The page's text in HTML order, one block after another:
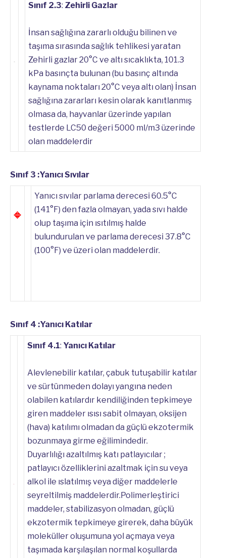
Sınıf 2.3: Zehirli Gazlar
İnsan sağlığına zararlı olduğu bilinen ve
taşıma sırasında sağlık tehlikesi yaratan
Zehirli gazlar 20°C ve altı sıcaklıkta, 101.3
kPa basınçta bulunan (bu basınç altında
kaynama noktaları 20°C veya altı olan) İnsan
sağlığına zararları kesin olarak kanıtlanmış
olmasa da, hayvanlar üzerinde yapılan
testlerde LC50 değeri 5000 ml/m3 üzerinde
olan maddelerdir
Sınıf 3 :Yanıcı Sıvılar
Yanıcı sıvılar parlama derecesi 60.5°C
(141°F) den fazla olmayan, yada sıvı halde
olup taşıma için ısıtılmış halde
bulundurulan ve parlama derecesi 37.8°C
(100°F) ve üzeri olan maddelerdir.
Sınıf 4 :Yanıcı Katılar
Sınıf 4.1: Yanıcı Katılar
Alevlenebilir katılar, çabuk tutuşabilir katılar
ve sürtünmeden dolayı yangına neden
olabilen katılardır kendiliğinden tepkimeye
giren maddeler ısısı sabit olmayan, oksijen
(hava) katılımı olmadan da güçlü ekzotermik
bozunmaya girme eğilimindedir.
Duyarlılığı azaltılmış katı patlayıcılar ;
patlayıcı özelliklerini azaltmak için su veya
alkol ile ıslatılmış veya diğer maddelerle
seyreltilmiş maddelerdir.Polimerleştirici
maddeler, stabilizasyon olmadan, güçlü
ekzotermik tepkimeye girerek, daha büyük
moleküller oluşumuna yol açmaya veya
taşımada karşılaşılan normal koşullarda